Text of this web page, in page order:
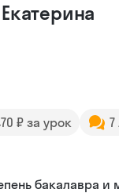
Екатерина
₽ за урок
7
бакалавра и